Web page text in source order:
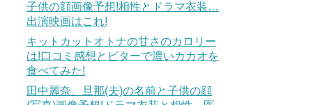
子供の顔画像予想!相性とドラマ衣装…
出演映画はこれ!
キットカットオトナの甘さのカロリー
は!口コミ感想とビターで濃いカカオを
食べてみた!
田中麗奈、旦那(夫)の名前と子供の顔